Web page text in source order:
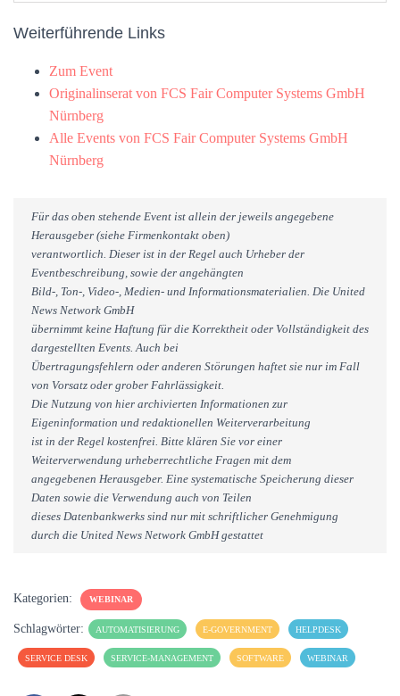
Weiterführende Links
Zum Event
Originalinserat von FCS Fair Computer Systems GmbH
Nürnberg
Alle Events von FCS Fair Computer Systems GmbH
Nürnberg
Für das oben stehende Event ist allein der jeweils angegebene
Herausgeber (siehe Firmenkontakt oben)
verantwortlich. Dieser ist in der Regel auch Urheber der
Eventbeschreibung, sowie der angehängten
Bild-, Ton-, Video-, Medien- und Informationsmaterialien. Die United
News Network GmbH
übernimmt keine Haftung für die Korrektheit oder Vollständigkeit des
dargestellten Events. Auch bei
Übertragungsfehlern oder anderen Störungen haftet sie nur im Fall
von Vorsatz oder grober Fahrlässigkeit.
Die Nutzung von hier archivierten Informationen zur
Eigeninformation und redaktionellen Weiterverarbeitung
ist in der Regel kostenfrei. Bitte klären Sie vor einer
Weiterverwendung urheberrechtliche Fragen mit dem
angegebenen Herausgeber. Eine systematische Speicherung dieser
Daten sowie die Verwendung auch von Teilen
dieses Datenbankwerks sind nur mit schriftlicher Genehmigung
durch die United News Network GmbH gestattet
Kategorien: WEBINAR
Schlagwörter: AUTOMATISIERUNG E-GOVERNMENT HELPDESK
SERVICE DESK SERVICE-MANAGEMENT SOFTWARE WEBINAR